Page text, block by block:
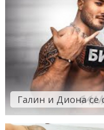
Галин и Диона се